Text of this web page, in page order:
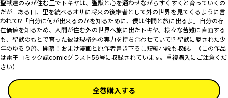
聖獣達のみが住む里でトキヤは、聖獣と心を通わせながらすくすくと育っていくの
だが…ある日、里を統べるオサに将来の後継者として外の世界を見てくるように言
われて――!?「――自分に何が出来るのかを知るために、僕は仲間と旅に出るよ」自分の存
在価値を知るため、人間が住む外の世界へ旅に出たトキヤ。様々な苦難に直面する
も、聖獣のもとで育った彼は規格外の実力を持ち合わせていて――!? 聖獣に愛された少
年のゆるり旅、開幕！おまけ漫画と原作者書き下ろし短編小説も収録。（この作品
は電子コミック誌comicグラスト56号に収録されています。重複購入にご注意くだ
さい）
全巻購入する